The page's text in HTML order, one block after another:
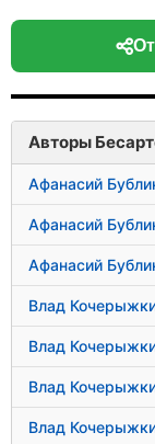
Авторы
Афанасий
Афанасий
Афанасий
Влад
Влад
Влад
Влад